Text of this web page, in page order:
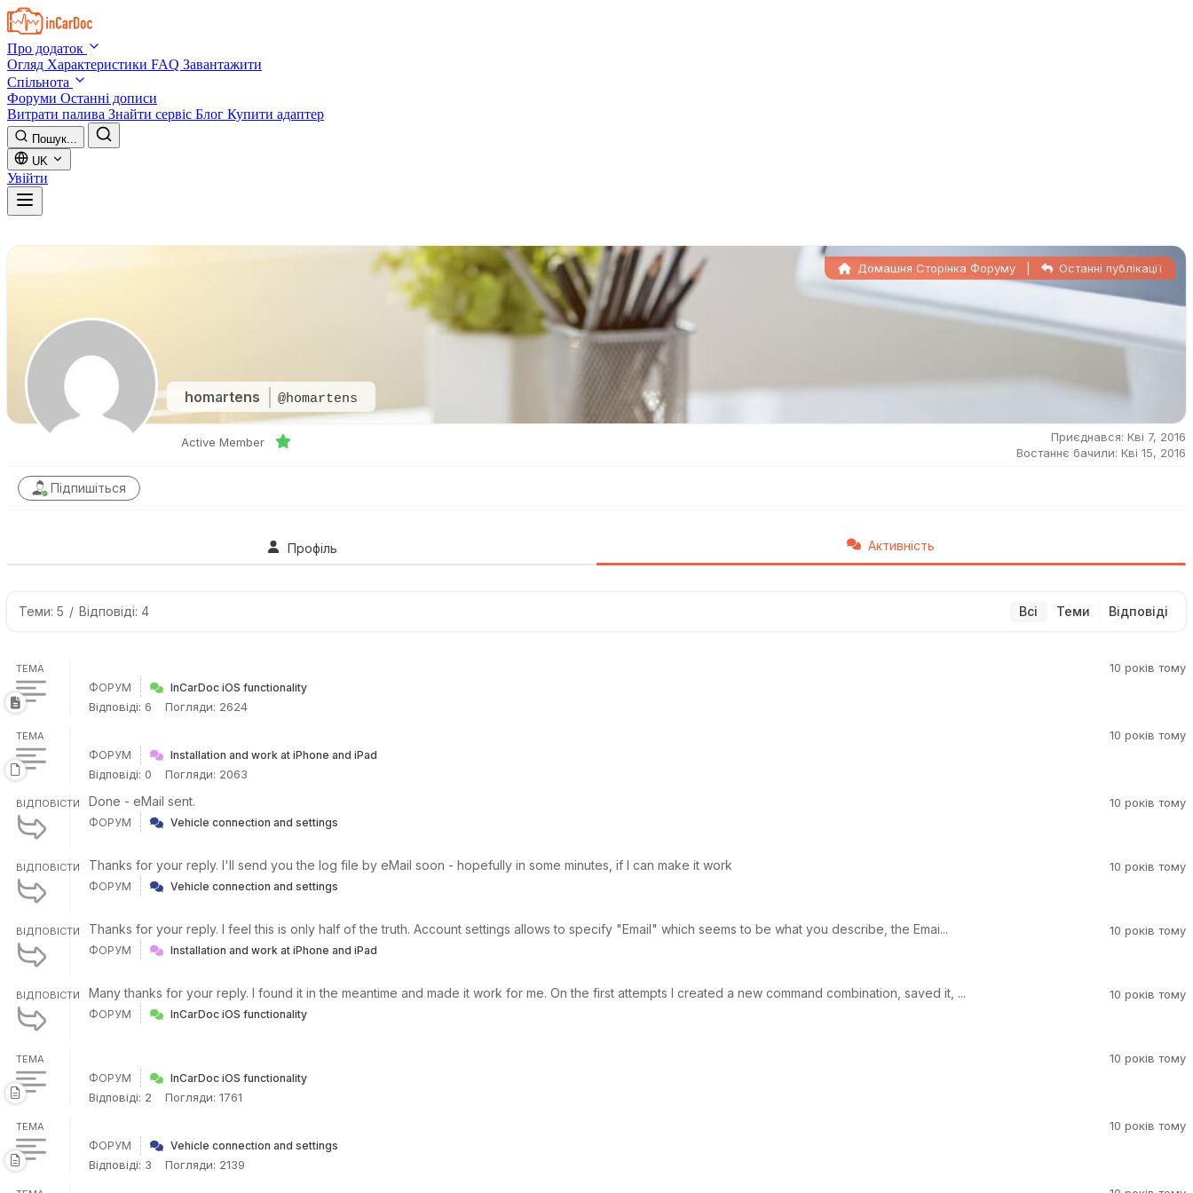
Skip to main content
Про додаток
Огляд Характеристики FAQ Завантажити
Спільнота
Форуми Останні дописи
Витрати палива Знайти сервіс Блог Купити адаптер
Пошук...
UK
Увійти
homartens @homartens
Домашня Сторінка Форуму Останні публікації
Active Member
Приєднався: Кві 7, 2016
Востаннє бачили: Кві 15, 2016
Підпишіться
Профіль Активність
Теми: 5 / Відповіді: 4 Всі Теми Відповіді
ТЕМА 10 років тому
ФОРУМ InCarDoc iOS functionality
Відповіді: 6 Погляди: 2624
ТЕМА 10 років тому
ФОРУМ Installation and work at iPhone and iPad
Відповіді: 0 Погляди: 2063
ВІДПОВІСТИ Done - eMail sent. 10 років тому
ФОРУМ Vehicle connection and settings
ВІДПОВІСТИ Thanks for your reply. I'll send you the log file by eMail soon - hopefully in some minutes, if I can make it work 10 років тому
ФОРУМ Vehicle connection and settings
ВІДПОВІСТИ Thanks for your reply. I feel this is only half of the truth. Account settings allows to specify "Email" which seems to be what you describe, the Emai... 10 років тому
ФОРУМ Installation and work at iPhone and iPad
ВІДПОВІСТИ Many thanks for your reply. I found it in the meantime and made it work for me. On the first attempts I created a new command combination, saved it, ... 10 років тому
ФОРУМ InCarDoc iOS functionality
ТЕМА 10 років тому
ФОРУМ InCarDoc iOS functionality
Відповіді: 2 Погляди: 1761
ТЕМА 10 років тому
ФОРУМ Vehicle connection and settings
Відповіді: 3 Погляди: 2139